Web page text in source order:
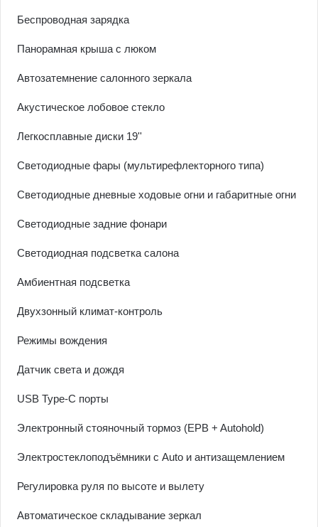
Беспроводная зарядка
Панорамная крыша с люком
Автозатемнение салонного зеркала
Акустическое лобовое стекло
Легкосплавные диски 19''
Светодиодные фары (мультирефлекторного типа)
Светодиодные дневные ходовые огни и габаритные огни
Светодиодные задние фонари
Светодиодная подсветка салона
Амбиентная подсветка
Двухзонный климат-контроль
Режимы вождения
Датчик света и дождя
USB Type-C порты
Электронный стояночный тормоз (EPB + Autohold)
Электростеклоподъёмники с Auto и антизащемлением
Регулировка руля по высоте и вылету
Автоматическое складывание зеркал